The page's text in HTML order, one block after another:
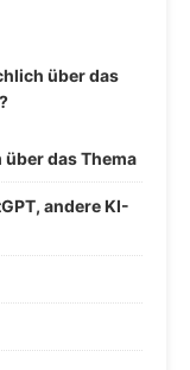
über das
das Thema
andere KI-